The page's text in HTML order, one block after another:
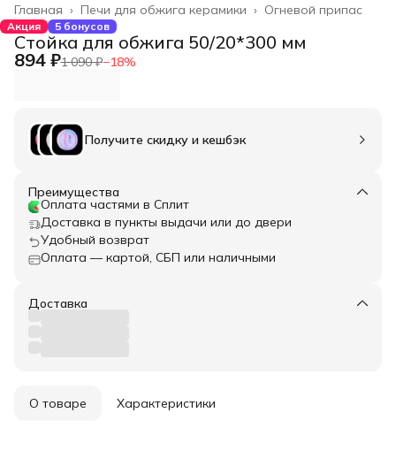
Огневой припас
Печи для обжига керамики ›
Главная ›
Акция 5 бонусов
Стойка для обжига 50/20*300 мм
894 ₽1 090 ₽−18%
Получите скидку и кешбэк
Преимущества
Оплата частями в Сплит
Доставка в пункты выдачи или до двери
Удобный возврат
Оплата — картой, СБП или наличными
Доставка
О товаре Характеристики